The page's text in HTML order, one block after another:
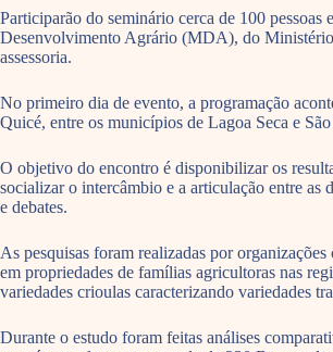
Participarão do seminário cerca de 100
Desenvolvimento Agrário (MDA), do Ministério
assessoria.
No primeiro dia de evento, a programação
Quicé, entre os municípios de Lagoa Seca e
O objetivo do encontro é disponibilizar os
socializar o intercâmbio e a articulação entre as
e debates.
As pesquisas foram realizadas por
em propriedades de famílias agricultoras nas
variedades crioulas caracterizando variedades
Durante o estudo foram feitas análises